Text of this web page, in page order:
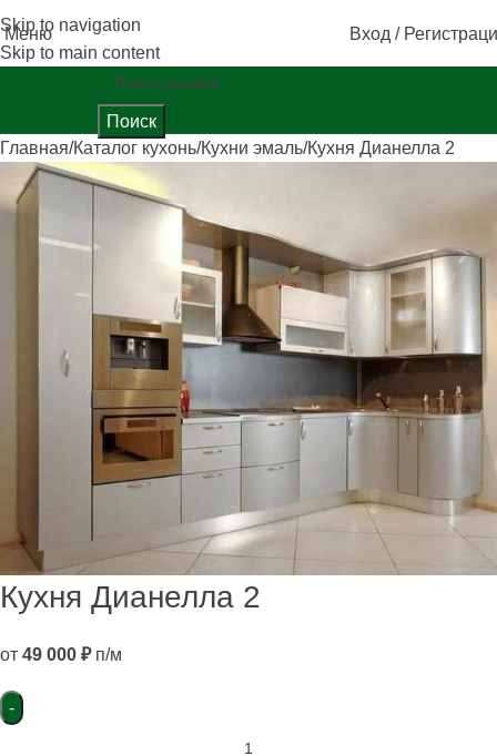
Skip to navigation
Skip to main content
Меню Вход /
Поиск
Главная Каталог кухонь Кухни эмаль Кухня Дианелла 2
Кухня Дианелла 2
от 49 000 ₽п/м